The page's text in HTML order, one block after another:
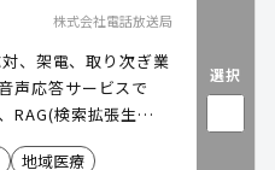
株式会社電話放送局
、架電、取り次ぎ業
声応答サービスで
RAG(検索拡張生
用して、発信者の
地域医療
選択